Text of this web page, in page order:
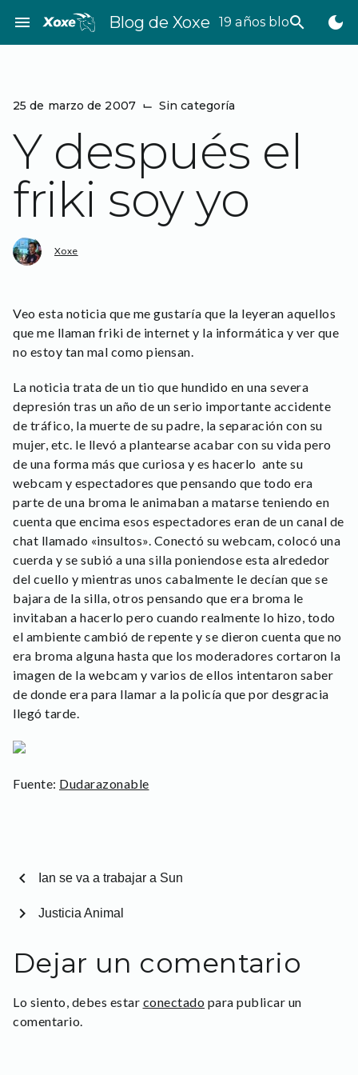
contenido
menu Blog de Xoxe 19 años bloggeando
search dark_mode
25 de marzo de 2007 ⌙ Sin categoría
Y después el
friki soy yo
Xoxe
Veo esta noticia que me gustaría que la leyeran aquellos
que me llaman friki de internet y la informática y ver que
no estoy tan mal como piensan.
La noticia trata de un tio que hundido en una severa
depresión tras un año de un serio importante accidente
de tráfico, la muerte de su padre, la separación con su
mujer, etc. le llevó a plantearse acabar con su vida pero
de una forma más que curiosa y es hacerlo ante su
webcam y espectadores que pensando que todo era
parte de una broma le animaban a matarse teniendo en
cuenta que encima esos espectadores eran de un canal de
chat llamado «insultos». Conectó su webcam, colocó una
cuerda y se subió a una silla poniendose esta alrededor
del cuello y mientras unos cabalmente le decían que se
bajara de la silla, otros pensando que era broma le
invitaban a hacerlo pero cuando realmente lo hizo, todo
el ambiente cambió de repente y se dieron cuenta que no
era broma alguna hasta que los moderadores cortaron la
imagen de la webcam y varios de ellos intentaron saber
de donde era para llamar a la policía que por desgracia
llegó tarde.
Fuente: Dudarazonable
chevron_left Ian se va a trabajar a Sun
Justicia Animal
chevron_right
Dejar un comentario
Lo siento, debes estar conectado para publicar un
comentario.